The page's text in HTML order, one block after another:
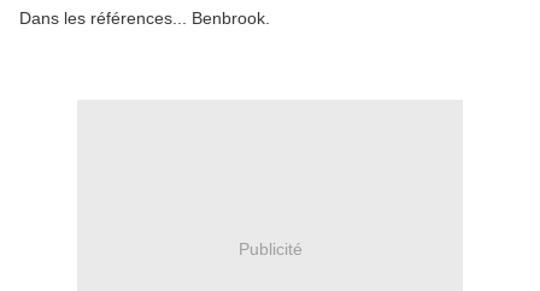
Dans les références... Benbrook.
Publicité